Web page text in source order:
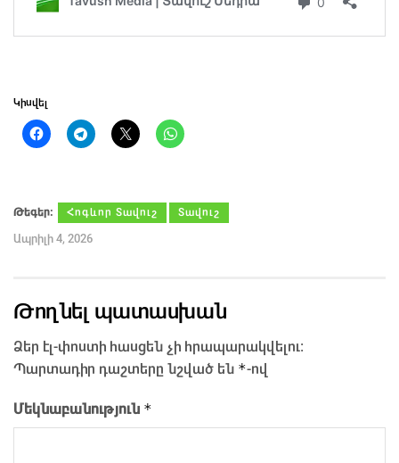
Կիսվել
Թեգեր։ Հոգևոր Տավուշ Տավուշ
Ապրիլի 4, 2026
Թողնել պատասխան
Ձեր էլ-փոստի հասցեն չի հրապարակվելու։
Պարտադիր դաշտերը նշված են *-ով
Մեկնաբանություն *